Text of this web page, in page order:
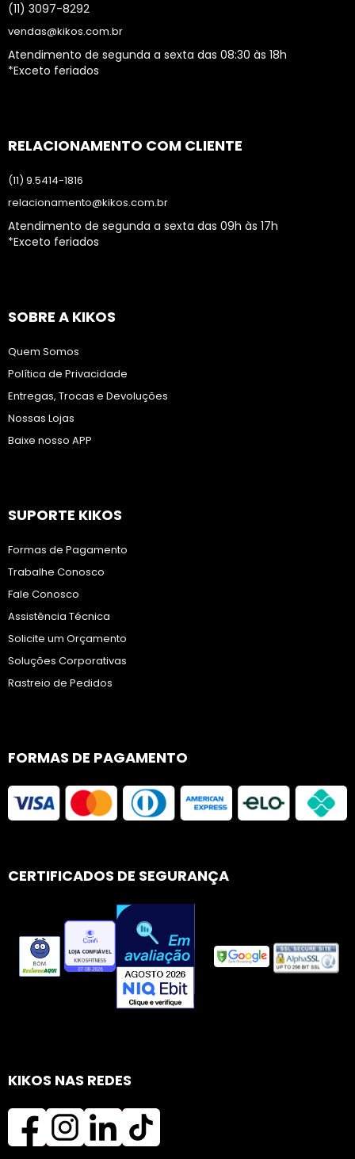
(11) 3097-8292
vendas@kikos.com.br
Atendimento de segunda a sexta das 08:30 às 18h
*Exceto feriados
RELACIONAMENTO COM CLIENTE
(11) 9.5414-1816
relacionamento@kikos.com.br
Atendimento de segunda a sexta das 09h às 17h
*Exceto feriados
SOBRE A KIKOS
Quem Somos
Política de Privacidade
Entregas, Trocas e Devoluções
Nossas Lojas
Baixe nosso APP
SUPORTE KIKOS
Formas de Pagamento
Trabalhe Conosco
Fale Conosco
Assistência Técnica
Solicite um Orçamento
Soluções Corporativas
Rastreio de Pedidos
FORMAS DE PAGAMENTO
CERTIFICADOS DE SEGURANÇA
KIKOS NAS REDES